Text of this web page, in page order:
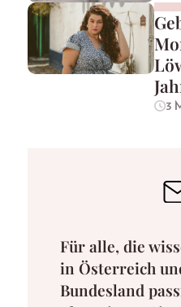
3
Für alle, die
in Österreich
Bundesland